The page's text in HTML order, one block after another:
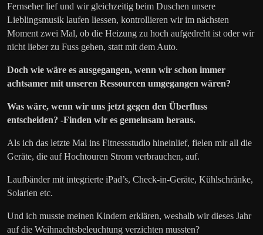
Fernseher lief und wir gleichzeitig beim Duschen unsere
Lieblingsmusik laufen liessen, kontrollieren wir im nächsten
Moment zwei Mal, ob die Heizung zu hoch aufgedreht ist oder wir
nicht lieber zu Fuss gehen, statt mit dem Auto.
Doch wie wäre es ausgegangen, wenn wir schon immer
achtsamer mit unseren Ressourcen umgegangen wären?
Was wäre, wenn wir uns jetzt gegen den Überfluss
entscheiden? -Finden wir es gemeinsam heraus.
Als ich das letzte Mal ins Fitnessstudio hineinlief, fielen mir all die
Geräte, die auf Hochtouren Strom verbrauchen, auf.
Laufbänder mit integrierte iPad’s, Check-in-Geräte, Kühlschränke,
Solarien etc.
Und ich musste meinen Kindern erklären, weshalb wir dieses Jahr
auf die Weihnachtsbeleuchtung verzichten mussten?